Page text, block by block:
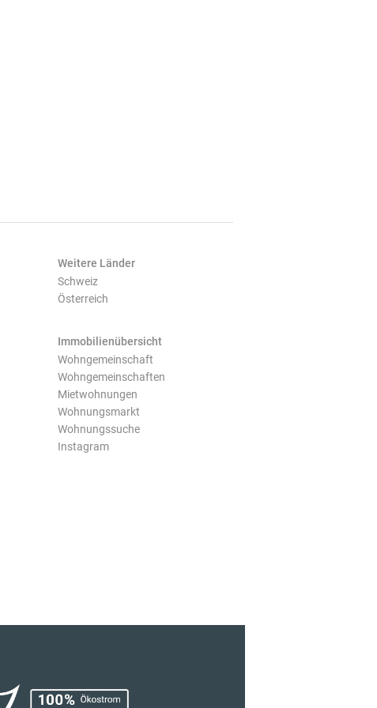
Weitere Länder
Schweiz
Österreich
Immobilienübersicht
Wohngemeinschaft
Wohngemeinschaften
Mietwohnungen
Wohnungsmarkt
Wohnungssuche
Instagram